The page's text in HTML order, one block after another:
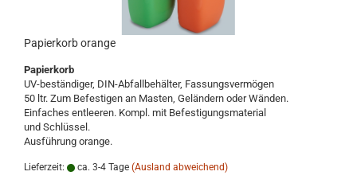
Papierkorb orange
Papierkorb
UV-beständiger, DIN-Abfallbehälter, Fassungsvermögen
50 ltr. Zum Befestigen an Masten, Geländern oder Wänden.
Einfaches entleeren. Kompl. mit Befestigungsmaterial
und Schlüssel.
Ausführung orange.
Lieferzeit: ca. 3-4 Tage (Ausland abweichend)